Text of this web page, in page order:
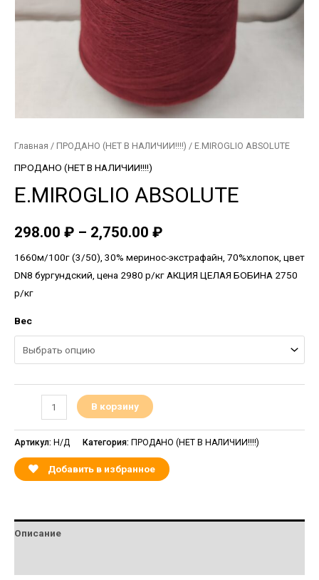
Главная / ПРОДАНО (НЕТ В НАЛИЧИИ!!!!) / E.MIROGLIO ABSOLUTE
ПРОДАНО (НЕТ В НАЛИЧИИ!!!!)
E.MIROGLIO ABSOLUTE
298.00 ₽ – 2,750.00 ₽
1660м/100г (3/50), 30% меринос-экстрафайн, 70%хлопок, цвет
DN8 бургундский, цена 2980 р/кг АКЦИЯ ЦЕЛАЯ БОБИНА 2750
р/кг
Вес
В корзину
Артикул: Н/Д Категория: ПРОДАНО (НЕТ В НАЛИЧИИ!!!!)
Добавить в избранное
Описание